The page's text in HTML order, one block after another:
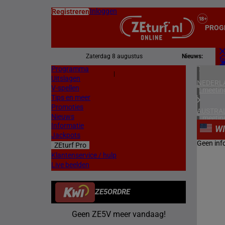
RegistrerenInloggen
Zaterdag 8 augustus Nieuws:
Programma
Uitslagen
V-spellen
Tips en meer
Promoties
Nieuws
Informatie
Jackpots
ZEturf Pro
Klantenservice / hulp
Live beelden
ZE5ORDRE
Geen ZE5V meer vandaag!
2
1
ZUID-
2
Geen